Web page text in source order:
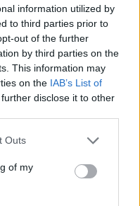
information utilized by
to third parties prior to
out of the further
by third parties on the
This information may
on the IAB’s List of
disclose it to other
Outs
of my
a lettről három,
észt
három
elve
kell távozniuk,
diplomáciai
tárca kedden